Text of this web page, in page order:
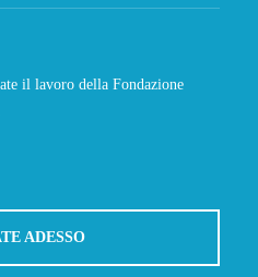
il lavoro della Fondazione
ADESSO